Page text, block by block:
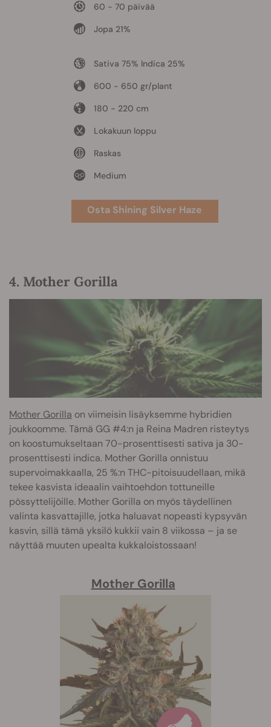
60 - 70 päivää
Jopa 21%
Sativa 75% Indica 25%
600 - 650 gr/plant
180 - 220 cm
Lokakuun loppu
Raskas
Medium
Osta Shining Silver Haze
4. Mother Gorilla
Mother Gorilla on viimeisin lisäyksemme hybridien
joukkoomme. Tämä GG #4:n ja Reina Madren risteytys
on koostumukseltaan 70-prosenttisesti sativa ja 30-
prosenttisesti indica. Mother Gorilla onnistuu
supervoimakkaalla, 25 %:n THC-pitoisuudellaan, mikä
tekee kasvista ideaalin vaihtoehdon tottuneille
pössyttelijöille. Mother Gorilla on myös täydellinen
valinta kasvattajille, jotka haluavat nopeasti kypsyvän
kasvin, sillä tämä yksilö kukkii vain 8 viikossa – ja se
näyttää muuten upealta kukkaloistossaan!
Mother Gorilla